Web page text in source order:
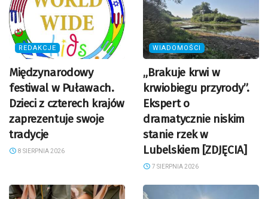
REDAKCJE
Międzynarodowy
festiwal w Puławach.
Dzieci z czterech krajów
zaprezentuje swoje
tradycje
8 SIERPNIA 2026
WIADOMOŚCI
„Brakuje krwi w
krwiobiegu przyrody”.
Ekspert o
dramatycznie niskim
stanie rzek w
Lubelskiem [ZDJĘCIA]
7 SIERPNIA 2026